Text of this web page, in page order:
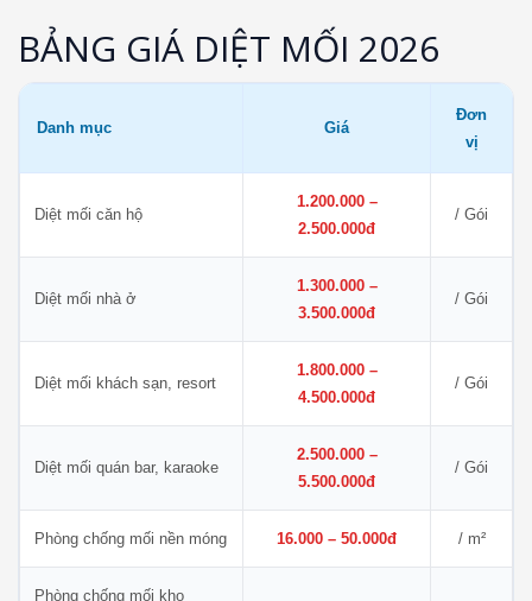
BẢNG GIÁ DIỆT MỐI 2026
Danh mục Giá
Đơn
vị
Diệt mối căn hộ
1.200.000 –
2.500.000đ
/ Gói
Diệt mối nhà ở
1.300.000 –
3.500.000đ
/ Gói
Diệt mối khách sạn, resort
1.800.000 –
4.500.000đ
/ Gói
Diệt mối quán bar, karaoke
2.500.000 –
5.500.000đ
/ Gói
Phòng chống mối nền móng 16.000 – 50.000đ / m²
Phòng chống mối kho